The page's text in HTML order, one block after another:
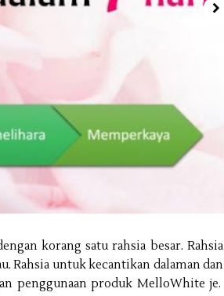
korang satu rahsia besar. Rahsia
Rahsia untuk kecantikan dalaman dan
penggunaan produk MelloWhite je.